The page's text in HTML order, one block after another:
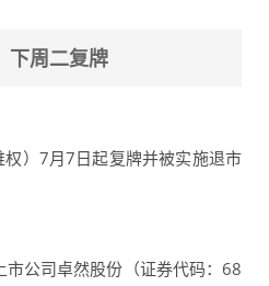
下周二复牌
）7月7日起复牌并被实施退市
公司卓然股份（证券代码：68